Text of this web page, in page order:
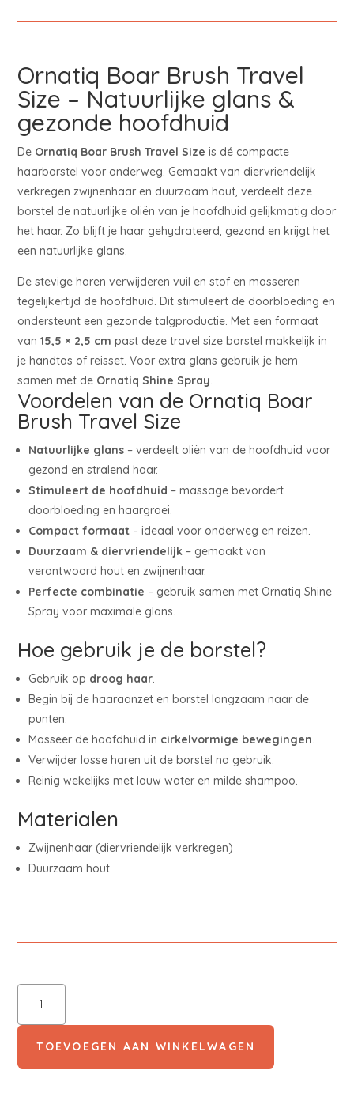
Ornatiq Boar Brush Travel
Size – Natuurlijke glans &
gezonde hoofdhuid
De Ornatiq Boar Brush Travel Size is dé compacte
haarborstel voor onderweg. Gemaakt van diervriendelijk
verkregen zwijnenhaar en duurzaam hout, verdeelt deze
borstel de natuurlijke oliën van je hoofdhuid gelijkmatig door
het haar. Zo blijft je haar gehydrateerd, gezond en krijgt het
een natuurlijke glans.
De stevige haren verwijderen vuil en stof en masseren
tegelijkertijd de hoofdhuid. Dit stimuleert de doorbloeding en
ondersteunt een gezonde talgproductie. Met een formaat
van15,5 × 2,5 cm past deze travel size borstel makkelijk in
je handtas of reisset. Voor extra glans gebruik je hem
samen met de Ornatiq Shine Spray.
Voordelen van de Ornatiq Boar
Brush Travel Size
Natuurlijke glans – verdeelt oliën van de hoofdhuid voor
gezond en stralend haar.
Stimuleert de hoofdhuid – massage bevordert
doorbloeding en haargroei.
Compact formaat – ideaal voor onderweg en reizen.
Duurzaam & diervriendelijk – gemaakt van
verantwoord hout en zwijnenhaar.
Perfecte combinatie – gebruik samen met Ornatiq Shine
Spray voor maximale glans.
Hoe gebruik je de borstel?
Gebruik op droog haar.
Begin bij de haaraanzet en borstel langzaam naar de
punten.
Masseer de hoofdhuid in cirkelvormige bewegingen.
Verwijder losse haren uit de borstel na gebruik.
Reinig wekelijks met lauw water en milde shampoo.
Materialen
Zwijnenhaar (diervriendelijk verkregen)
Duurzaam hout
Brush
Travel
Size
TOEVOEGEN AAN WINKELWAGEN